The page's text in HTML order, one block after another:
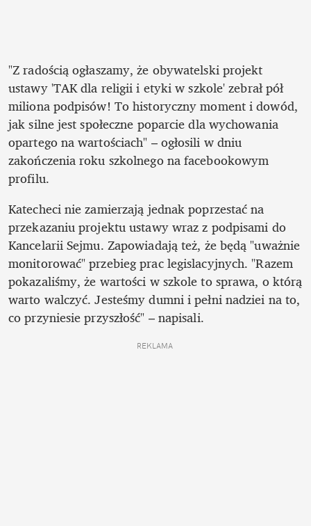
"Z radością ogłaszamy, że obywatelski projekt
ustawy 'TAK dla religii i etyki w szkole' zebrał pół
miliona podpisów! To historyczny moment i dowód,
jak silne jest społeczne poparcie dla wychowania
opartego na wartościach" – ogłosili w dniu
zakończenia roku szkolnego na facebookowym
profilu.
Katecheci nie zamierzają jednak poprzestać na
przekazaniu projektu ustawy wraz z podpisami do
Kancelarii Sejmu. Zapowiadają też, że będą "uważnie
monitorować" przebieg prac legislacyjnych. "Razem
pokazaliśmy, że wartości w szkole to sprawa, o którą
warto walczyć. Jesteśmy dumni i pełni nadziei na to,
co przyniesie przyszłość" – napisali.
REKLAMA